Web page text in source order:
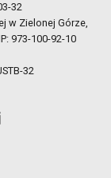
32
w Zielonej Górze,
973-100-92-10
32